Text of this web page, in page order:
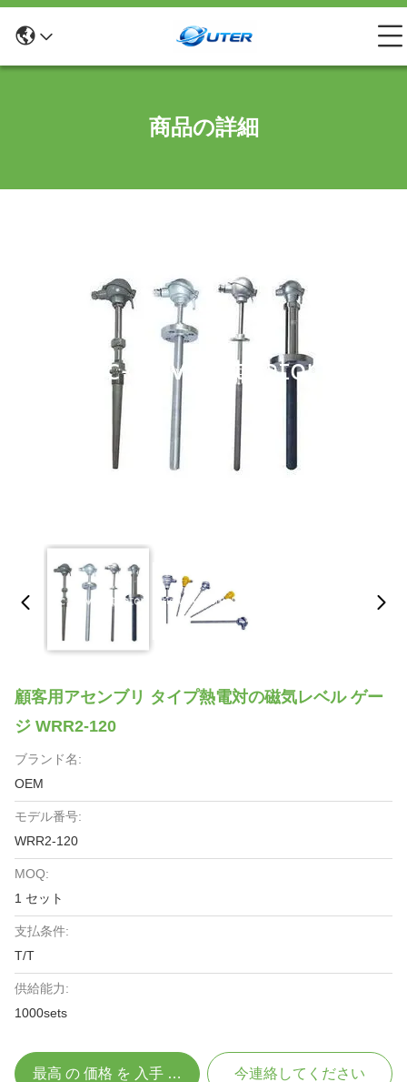
商品の詳細
顧客用アセンブリ タイプ熱電対の磁気レベル ゲー
ジ WRR2-120
ブランド名:
OEM
モデル番号:
WRR2-120
MOQ:
1 セット
支払条件:
T/T
供給能力:
1000sets
最高 の 価格 を 入手 する 今連絡してください